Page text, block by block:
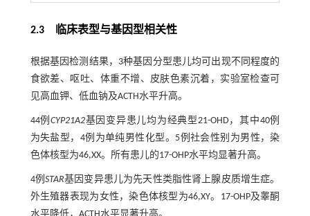
2.3 临床表型与基因型相关性
根据基因检测结果，3种基因分型患儿均可出现不同程度的
食欲差、呕吐、体重不增、皮肤色素沉着，实验室检查可
见高血钾、低血钠及ACTH水平升高。
44例CYP21A2基因变异患儿均为经典型21-OHD，其中40例
为失盐型，4例为单纯男性化型。5例社会性别为男性，染
色体核型为46,XX。所有患儿的17-OHP水平均显著升高。
4例 STAR基因变异患儿为先天性类脂性肾上腺皮质增生症。
外生殖器表现为女性，染色体核型为46,XY。17-OHP及睾酮